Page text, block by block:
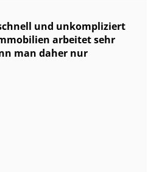
und unkompliziert
arbeitet sehr
man daher nur